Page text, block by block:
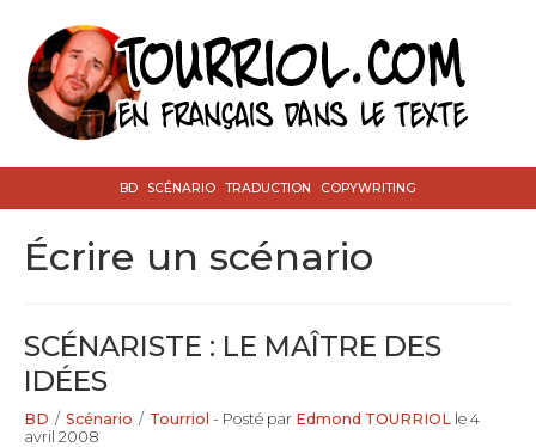
BD SCÉNARIO TRADUCTION COPYWRITING
écrire un scénario
SCÉNARISTE : LE MAÎTRE DES
IDÉES
BD / Scénario / Tourriol - Posté par Edmond TOURRIOL le 4
avril 2008